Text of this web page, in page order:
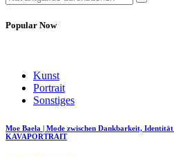
Popular Now
Kunst
Portrait
Sonstiges
Moe Baela | Mode zwischen Dankbarkeit,
KAVAPORTRAIT